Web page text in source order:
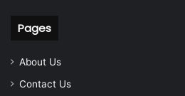
Pages
About Us
Contact Us